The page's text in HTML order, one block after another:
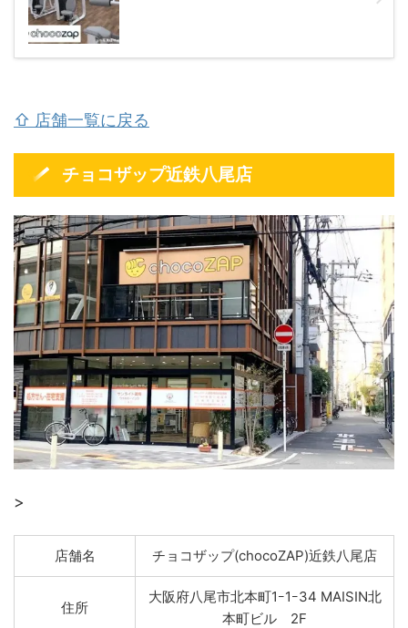
⇧ 店舗一覧に戻る
チョコザップ近鉄八尾店
>
店舗名 チョコザップ(chocoZAP)近鉄八尾店
住所
大阪府八尾市北本町1ｰ1ｰ34 MAISIN北
本町ビル 2F